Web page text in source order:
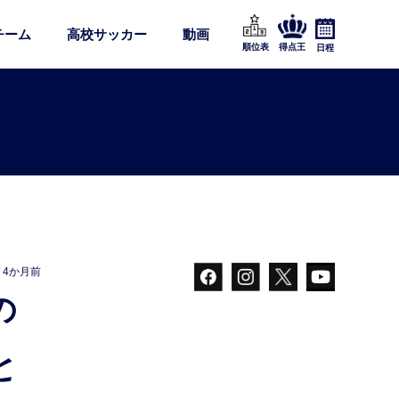
ーム 高校サッカー 動画
順位表 得点王 日程
4か月前